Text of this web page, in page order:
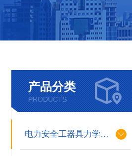
产品分类
PRODUCTS
电力安全工器具力学性能试验机